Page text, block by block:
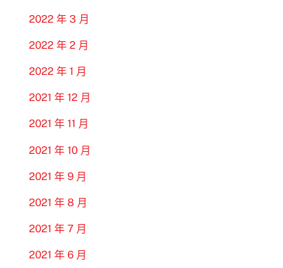
2022 年 3 月
2022 年 2 月
2022 年 1 月
2021 年 12 月
2021 年 11 月
2021 年 10 月
2021 年 9 月
2021 年 8 月
2021 年 7 月
2021 年 6 月